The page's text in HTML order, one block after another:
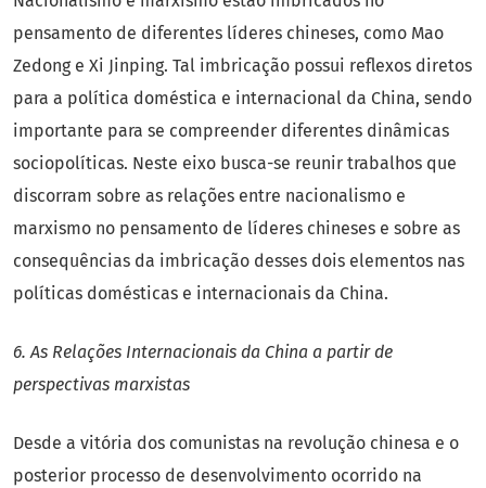
pensamento de diferentes líderes chineses, como Mao
Zedong e Xi Jinping. Tal imbricação possui reflexos diretos
para a política doméstica e internacional da China, sendo
importante para se compreender diferentes dinâmicas
sociopolíticas. Neste eixo busca-se reunir trabalhos que
discorram sobre as relações entre nacionalismo e
marxismo no pensamento de líderes chineses e sobre as
consequências da imbricação desses dois elementos nas
políticas domésticas e internacionais da China.
6. As Relações Internacionais da China a partir de
perspectivas marxistas
Desde a vitória dos comunistas na revolução chinesa e o
posterior processo de desenvolvimento ocorrido na